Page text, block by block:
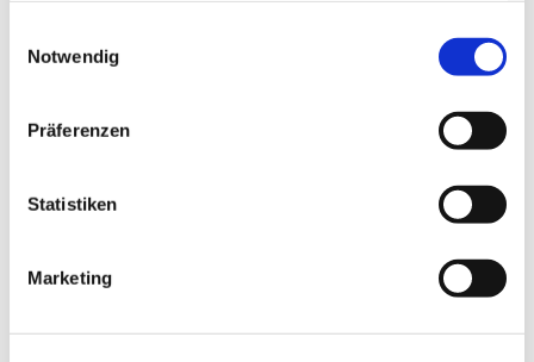
Notwendig
Präferenzen
Statistiken
Marketing